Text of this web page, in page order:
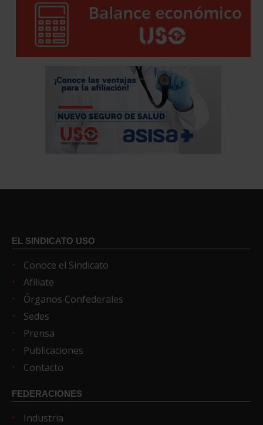
EL SINDICATO USO
Conoce el Sindicato
Afíliate
Órganos Confederales
Sedes
Prensa
Publicaciones
Contacto
FEDERACIONES
Industria